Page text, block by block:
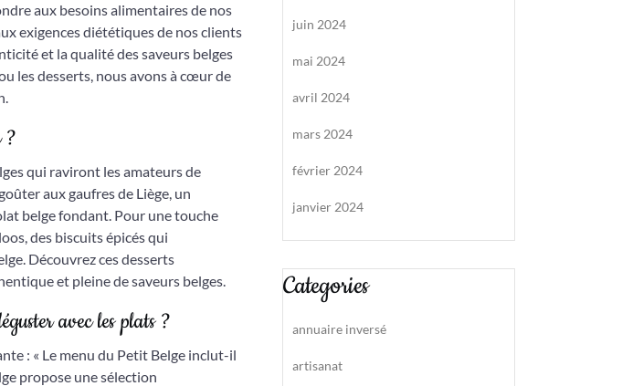
aux besoins alimentaires de nos
exigences diététiques de nos clients
et la qualité des saveurs belges
les desserts, nous avons à cœur de
?
qui raviront les amateurs de
aux gaufres de Liège, un
belge fondant. Pour une touche
des biscuits épicés qui
Découvrez ces desserts
et pleine de saveurs belges.
avec les plats ?
: « Le menu du Petit Belge inclut-il
propose une sélection
juin 2024
mai 2024
avril 2024
mars 2024
février 2024
janvier 2024
Categories
annuaire inversé
artisanat